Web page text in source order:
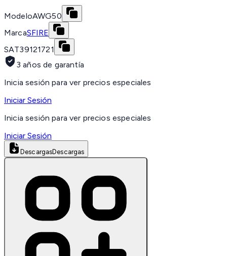
ModeloAWG50
MarcaSFIRE
SAT39121721
3 años de garantía
Inicia sesión para ver precios especiales
Iniciar Sesión
Inicia sesión para ver precios especiales
Iniciar Sesión
DescargasDescargas